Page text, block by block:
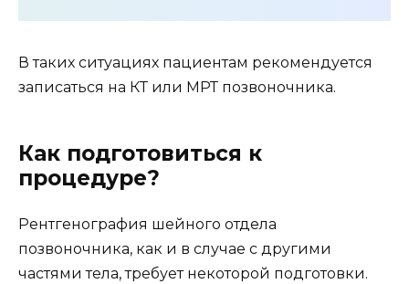
В таких ситуациях пациентам рекомендуется
записаться на КТ или МРТ позвоночника.
Как подготовиться к
процедуре?
Рентгенография шейного отдела
позвоночника, как и в случае с другими
частями тела, требует некоторой подготовки.